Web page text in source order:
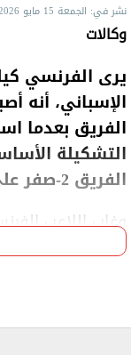
نشر في: الجمعة 15 مايو 2026 - 11:15 ص
وكالات
يرى الفرنسي
الإسباني، أنه
الفريق بعدما
التشكيلة
الفريق 2-صفر على ريال أوفييدو أمس الخميس.
وغاب اللاعب
استهجان من